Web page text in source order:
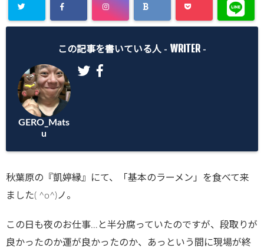
Warning:
array key
"Twitter" in
/home/gero
matsu/gero-
wp-
content/plu
この記事を書いている人 - WRITER -
GERO_Mats
u
秋葉原の『凱婷縁』にて、「基本のラーメン」を食べて来
ました( ^o^)ノ。
この日も夜のお仕事…と半分腐っていたのですが、段取りが
良かったのか運が良かったのか、あっという間に現場が終